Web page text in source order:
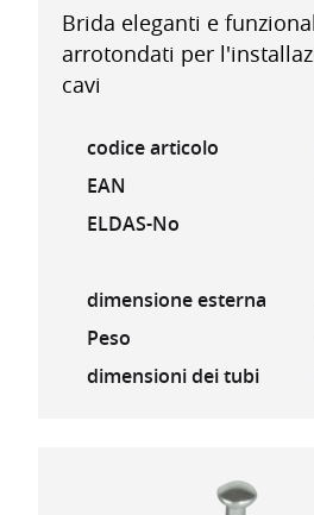
Brida eleganti e
arrotondati per
cavi
codice articolo
EAN
ELDAS-No
dimensione esterna
Peso
dimensioni dei tubi